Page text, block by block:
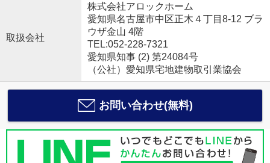
取扱会社
株式会社アロックホーム
愛知県名古屋市中区正木４丁目8-12 ブラ
ウザ金山 4階
TEL:052-228-7321
愛知県知事 (2) 第24084号
（公社）愛知県宅地建物取引業協会
お問い合わせ(無料)